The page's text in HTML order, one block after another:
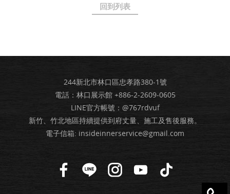
回到列表
244新北市林口區忠孝路380-1號
電話：林口展示館 +886-2-2609-0605
LINE官方帳號：@767rdvuf
新竹、竹北地區持續提供到府丈量、施工及售後服務。
電子信箱: insideinnerservice@gmail.com